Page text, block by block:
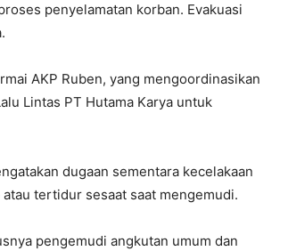
penyelamatan korban. Evakuasi
AKP Ruben, yang mengoordinasikan
Lintas PT Hutama Karya untuk
dugaan sementara kecelakaan
tertidur sesaat saat mengemudi.
pengemudi angkutan umum dan